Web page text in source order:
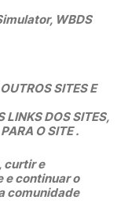
WBDS
SITES E
LINKS DOS SITES,
O SITE .
curtir e
e continuar o
comunidade